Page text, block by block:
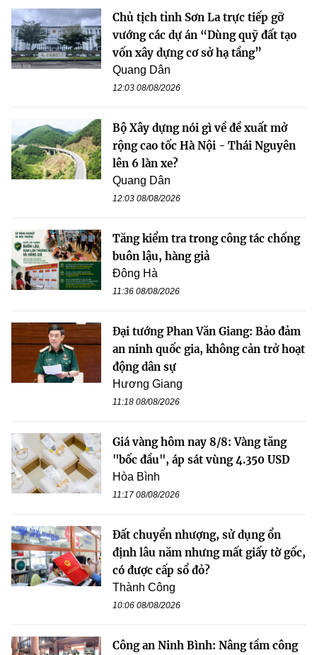
Chủ tịch tỉnh Sơn La trực tiếp gỡ
vướng các dự án “Dùng quỹ đất tạo
vốn xây dựng cơ sở hạ tầng”
Quang Dân
12:03 08/08/2026
Bộ Xây dựng nói gì về đề xuất mở
rộng cao tốc Hà Nội - Thái Nguyên
lên 6 làn xe?
Quang Dân
12:03 08/08/2026
Tăng kiểm tra trong công tác chống
buôn lậu, hàng giả
Đông Hà
11:36 08/08/2026
Đại tướng Phan Văn Giang: Bảo đảm
an ninh quốc gia, không cản trở hoạt
động dân sự
Hương Giang
11:18 08/08/2026
Giá vàng hôm nay 8/8: Vàng tăng
"bốc đầu", áp sát vùng 4.350 USD
Hòa Bình
11:17 08/08/2026
Đất chuyển nhượng, sử dụng ổn
định lâu năm nhưng mất giấy tờ gốc,
có được cấp sổ đỏ?
Thành Công
10:06 08/08/2026
Công an Ninh Bình: Nâng tầm công